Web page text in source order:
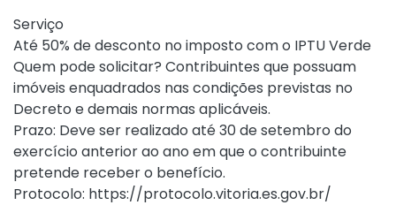
Serviço
Até 50% de desconto no imposto com o IPTU Verde
Quem pode solicitar? Contribuintes que possuam
imóveis enquadrados nas condições previstas no
Decreto e demais normas aplicáveis.
Prazo: Deve ser realizado até 30 de setembro do
exercício anterior ao ano em que o contribuinte
pretende receber o benefício.
Protocolo: https://protocolo.vitoria.es.gov.br/